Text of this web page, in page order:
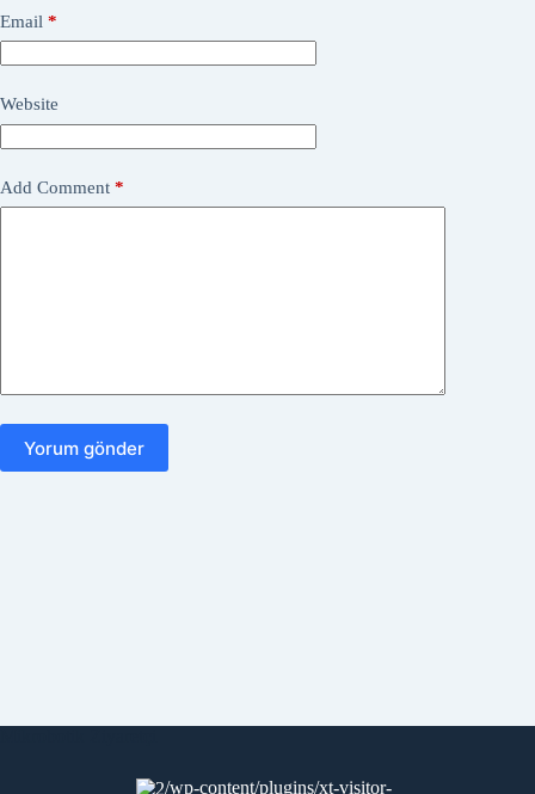
Email *
Website
Add Comment *
Yorum gönder
/wp-content/plugins/xt-visitor-